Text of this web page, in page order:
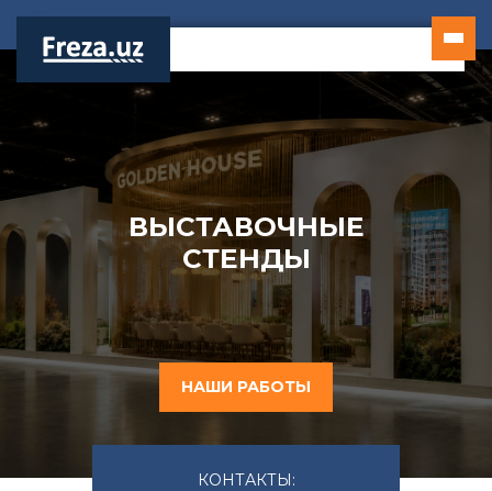
Перейти
ВЫСТАВОЧНЫЕ
СТЕНДЫ
НАШИ РАБОТЫ
КОНТАКТЫ: